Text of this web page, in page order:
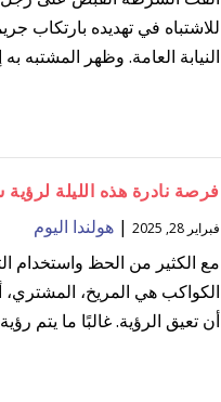
للاشتباه في تهديده بارتكاب
النيابة العامة. وظهر المشتبه
فرصة نادرة هذه الليلة
فبراير 28, 2025 |هولندا اليوم
مع الكثير من الحظ واستخدام
الكواكب هي المريخ،
أن تعيق الرؤية. غالبًا ما يتم